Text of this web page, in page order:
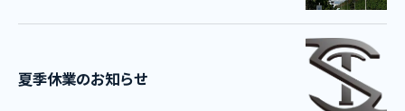
夏季休業のお知らせ